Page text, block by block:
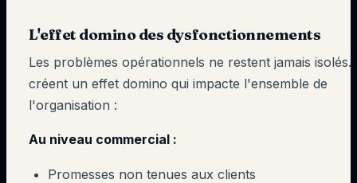
L'effet domino des dysfonctionnements
Les problèmes opérationnels ne restent jamais isolés.
créent un effet domino qui impacte l'ensemble de
l'organisation :
Au niveau commercial :
Promesses non tenues aux clients